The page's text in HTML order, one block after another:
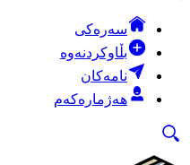
سەرەکی
بڵاوکردنەوە
نامەکان
هەژمارەکەم